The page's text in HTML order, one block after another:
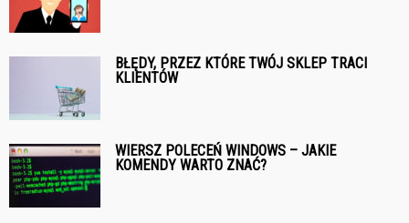
BŁĘDY, PRZEZ KTÓRE TWÓJ SKLEP TRACI
KLIENTÓW
WIERSZ POLECEŃ WINDOWS – JAKIE
KOMENDY WARTO ZNAĆ?